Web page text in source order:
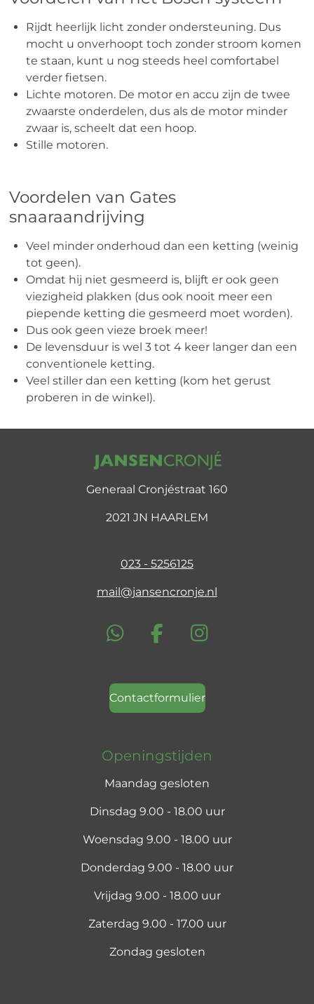
Rijdt heerlijk licht zonder ondersteuning. Dus
mocht u onverhoopt toch zonder stroom komen
te staan, kunt u nog steeds heel comfortabel
verder fietsen.
Lichte motoren. De motor en accu zijn de twee
zwaarste onderdelen, dus als de motor minder
zwaar is, scheelt dat een hoop.
Stille motoren.
Voordelen van Gates
snaaraandrijving
Veel minder onderhoud dan een ketting (weinig
tot geen).
Omdat hij niet gesmeerd is, blijft er ook geen
viezigheid plakken (dus ook nooit meer een
piepende ketting die gesmeerd moet worden).
Dus ook geen vieze broek meer!
De levensduur is wel 3 tot 4 keer langer dan een
conventionele ketting.
Veel stiller dan een ketting (kom het gerust
proberen in de winkel).
Generaal Cronjéstraat 160
2021 JN HAARLEM
023 - 5256125
mail@jansencronje.nl
W
a
t
s
p
p
F
c
e
b
o
k
I
s
t
a
r
a
Contactformulier
Openingstijden
Maandag gesloten
Dinsdag 9.00 - 18.00 uur
Woensdag 9.00 - 18.00 uur
Donderdag 9.00 - 18.00 uur
Vrijdag 9.00 - 18.00 uur
Zaterdag 9.00 - 17.00 uur
Zondag gesloten